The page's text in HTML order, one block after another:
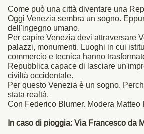
Come può una città diventare una
Oggi Venezia sembra un sogno.
dell'ingegno umano.
Per capire Venezia devi attraversare
palazzi, monumenti. Luoghi in cui
commercio e tecnica hanno
Repubblica capace di lasciare
civiltà occidentale.
Per questo Venezia è un sogno.
stata realtà.
Con Federico Blumer. Modera Matteo
In caso di pioggia: Via Francesco da